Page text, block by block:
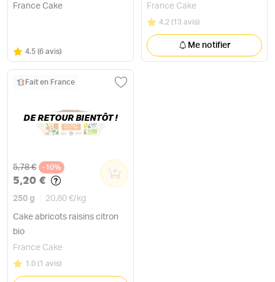
France Cake
Note
4.5 sur 5
(6 avis)
France Cake
Note
4.2 sur 5
(13 avis)
Me notifier
Fait en France
Ancien prix
5,78 € -10%
5,20 €
250 g 20,80 €/ kg
Cake abricots raisins citron
bio
0
France Cake
Note
1.0 sur 5
(1 avis)
DE RETOUR BIENTÔT !